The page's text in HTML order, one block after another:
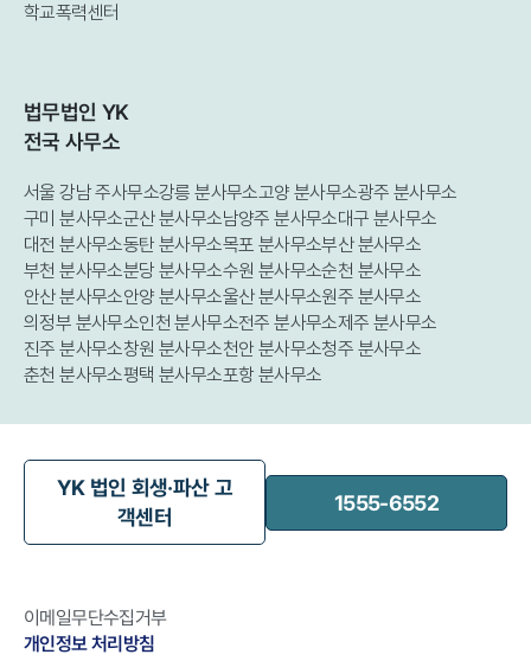
학교폭력센터
법무법인 YK
전국 사무소
서울 강남 주사무소강릉 분사무소고양 분사무소광주 분사무소
구미 분사무소군산 분사무소남양주 분사무소대구 분사무소
대전 분사무소동탄 분사무소목포 분사무소부산 분사무소
부천 분사무소분당 분사무소수원 분사무소순천 분사무소
안산 분사무소안양 분사무소울산 분사무소원주 분사무소
의정부 분사무소인천 분사무소전주 분사무소제주 분사무소
진주 분사무소창원 분사무소천안 분사무소청주 분사무소
춘천 분사무소평택 분사무소포항 분사무소
YK 법인 회생·파산 고
객센터
1555-6552
이메일무단수집거부
개인정보 처리방침